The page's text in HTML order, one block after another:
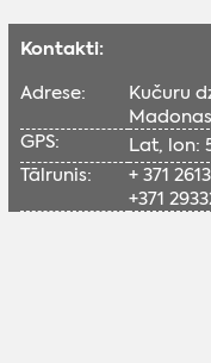
Kontakti:
Adrese:
Kučuru
GPS:
Lat, lon:
Tālrunis:
+ 371
+371